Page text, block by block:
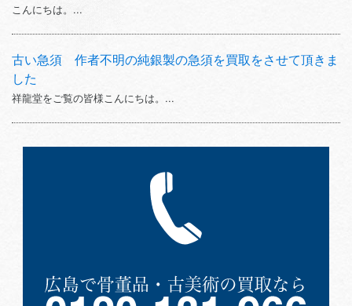
こんにちは。...
古い急須 作者不明の純銀製の急須を買取をさせて頂きま
した
祥龍堂をご覧の皆様こんにちは。...